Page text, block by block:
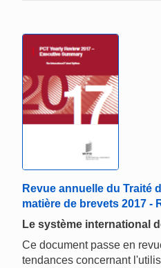
Revue annuelle du Traité
matière de brevets 2017 -
Le système international
Ce document passe en
tendances concernant